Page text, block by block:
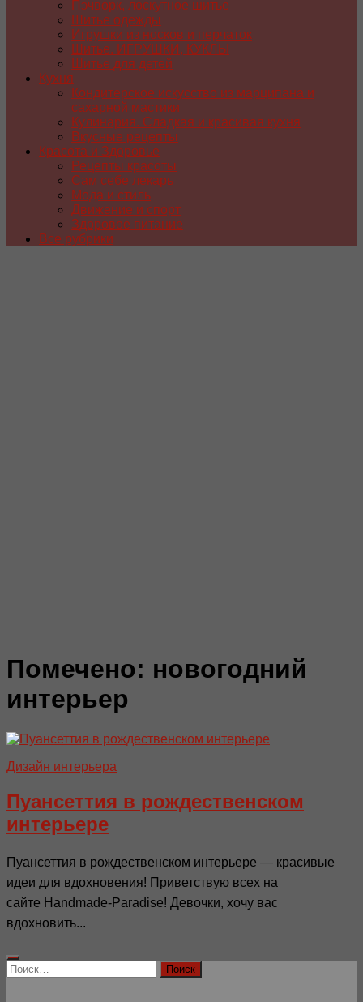
Пэчворк, лоскутное шитье
Шитье одежды
Игрушки из носков и перчаток
Шитье. ИГРУШКИ, КУКЛЫ
Шитье для детей
Кухня
Кондитерское искусство из марципана и
сахарной мастики
Кулинария. Сладкая и красивая кухня
Вкусные рецепты
Красота и Здоровье
Рецепты красоты
Сам себе лекарь
Мода и стиль
Движение и спорт
Здоровое питание
Все рубрики
Помечено: новогодний
интерьер
Дизайн интерьера
Пуансеттия в рождественском
интерьере
Пуансеттия в рождественском интерьере — красивые
идеи для вдохновения! Приветствую всех на
сайте Handmade-Paradise! Девочки, хочу вас
вдохновить...
Найти: